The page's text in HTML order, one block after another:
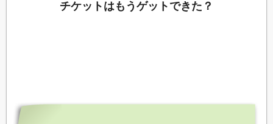
チケットはもうゲットできた？